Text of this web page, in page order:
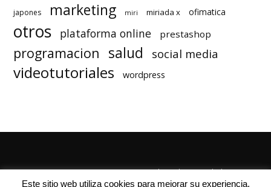
japones marketing miri miriada x ofimatica
otros plataforma online prestashop
programacion salud social media
videotutoriales wordpress
Quienes Somos Autores
Politica de Privacidad
Este sitio web utiliza cookies para mejorar su experiencia.